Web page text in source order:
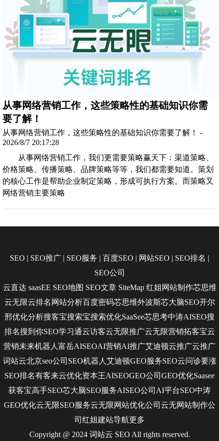
从事网络营销工作，这些策略性的基础知识你需
要了解！
从事网络营销工作，这些策略性的基础知识你需要了解！ -
2026/8/7 20:17:28
从事网络营销工作，我们更需要策略赢天下：渠道策略、
价格策略、传播策略、品牌策略等等，我们都需要知道。策划
的核心工作是帮助企业制定策略，形成可执行方案。而策略又
网络营销主要策略
SEO | SEO推广 | SEO服务 | 百度SEO | 网站SEO | SEO排名 |
SEO公司
云直达 saasEE SEO地图 SEO文章 SiteMap 红姐网站制作芯思维
云无限云排名 网站分析百度密码芯思维外波斯芯大脑SEO开尔
邢优化分析搜客宝搜索宝搜索优化SaaSee芯思考中涛AISEO搜
排名搜到你SEO学习通云访客云无限推广云无限营销拓客宝云
营销未来机器人富岳AISEOAI营销AI推广艾迪顿云推广云推广
词站云北京seo公司 SEO机器人艾迪顿GEO服务SEO云问诊要涨
SEO排名有客来云优化资本王AISEOGEO公司 GEO优化Saasee
获客宝高手SEO芯大脑SEO服务AISEO公司 AI平台SEO中涛
GEO优化云无限SEO服务云无限网站优化公司 云无网站制作公
司 红姐建站导航更多
Copyright @ 2024 词站云 SEO All rights reserved.